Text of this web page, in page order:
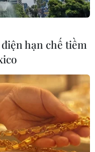
và
tiên
hạn chế tiềm